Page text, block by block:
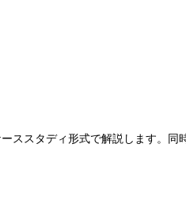
スタディ形式で解説します。同